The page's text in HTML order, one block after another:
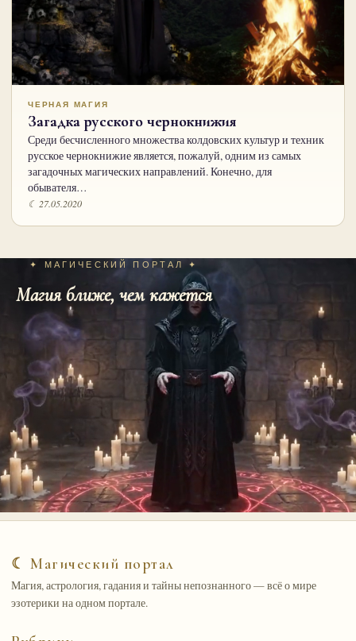
ЧЕРНАЯ МАГИЯ
Загадка русского чернокнижия
Среди бесчисленного множества колдовских культур и техник
русское чернокнижие является, пожалуй, одним из самых
загадочных магических направлений. Конечно, для
обывателя…
☾ 27.05.2020
✦ МАГИЧЕСКИЙ ПОРТАЛ ✦
Магия ближе, чем кажется
☾ Магический портал
Магия, астрология, гадания и тайны непознанного — всё о мире
эзотерики на одном портале.